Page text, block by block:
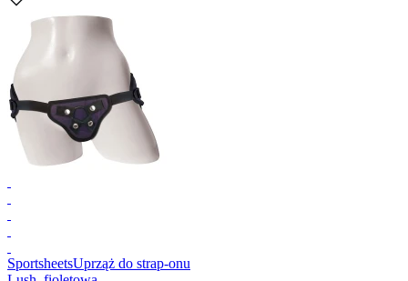
SportsheetsUprząż do strap-onu